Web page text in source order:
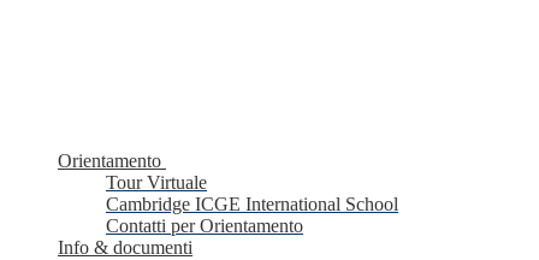
Orientamento
Tour Virtuale
Cambridge ICGE International School
Contatti per Orientamento
Info & documenti